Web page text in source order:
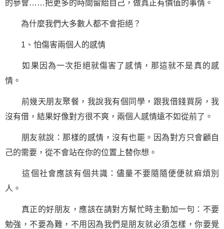
的參會……把更多的時間留給自己，做真正有價值的事情。
為什麼我們大多數人都不會拒絕？
1、怕傷害兩個人的感情
如果因為一次拒絕就傷害了感情，那這就不是真的感
情。
前幾天朋友聚餐，我說我有個同學，跟我借錢買房，我
沒有借，結果好像對方很不爽，兩個人感情遠不如從前了。
朋友就說：那樣的感情，沒有也罷。因為對方只會顧自
己的需要，從不會站在你的位置上替你想。
這個社會應該有個共識：儘量不要隨隨便便就痲煩別
人。
真正的好朋友，應該在請對方幫忙時主動加一句：不要
勉強，不要為難，不用因為我們是朋友就必須怎樣，你要覺